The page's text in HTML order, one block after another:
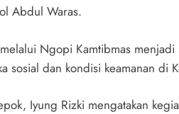
Abdul Waras.
Ngopi Kamtibmas
sosial dan kondisi keamanan di
Iyung Rizki mengatakan